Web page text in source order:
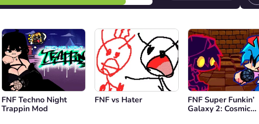
Iniciar el juego/ Detener el juego/ Seleccionar un nivel
Volver
FNF Techno Night
Trappin Mod
FNF vs Hater
FNF Super Funkin’
Galaxy 2: Cosmic